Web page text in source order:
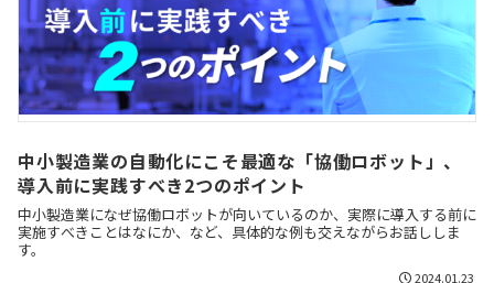
中小製造業の自動化にこそ最適な「協働ロボット」、
導入前に実践すべき2つのポイント
中小製造業になぜ協働ロボットが向いているのか、実際に導入する前に
実施すべきことはなにか、など、具体的な例も交えながらお話ししま
す。
2024.01.23